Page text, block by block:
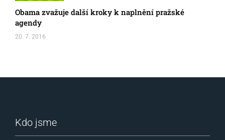
Obama zvažuje další kroky k naplnění pražské
agendy
20. 7. 2016
Kdo jsme